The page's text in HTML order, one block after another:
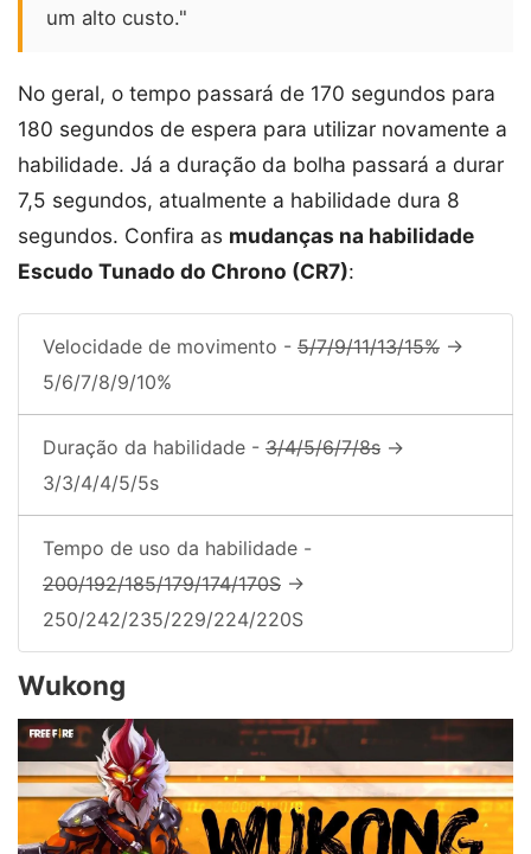
um alto custo."
No geral, o tempo passará de 170 segundos para
180 segundos de espera para utilizar novamente a
habilidade. Já a duração da bolha passará a durar
7,5 segundos, atualmente a habilidade dura 8
segundos. Confira as mudanças na habilidade
Escudo Tunado do Chrono (CR7):
Velocidade de movimento - 5/7/9/11/13/15% ->
5/6/7/8/9/10%
Duração da habilidade - 3/4/5/6/7/8s ->
3/3/4/4/5/5s
Tempo de uso da habilidade -
200/192/185/179/174/170S ->
250/242/235/229/224/220S
Wukong